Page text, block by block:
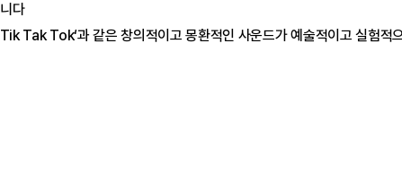
다
Tak Tok‘과 같은 창의적이고 몽환적인 사운드가 예술적이고 실험적